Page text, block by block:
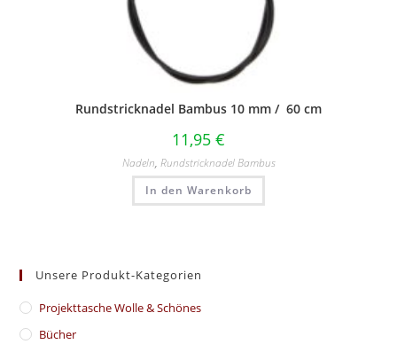
Rundstricknadel Bambus 10 mm / 60 cm
11,95 €
Nadeln, Rundstricknadel Bambus
In den Warenkorb
Unsere Produkt-Kategorien
​Projekttasche Wolle & Schönes
Bücher